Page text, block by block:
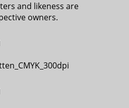
and likeness are
owners.